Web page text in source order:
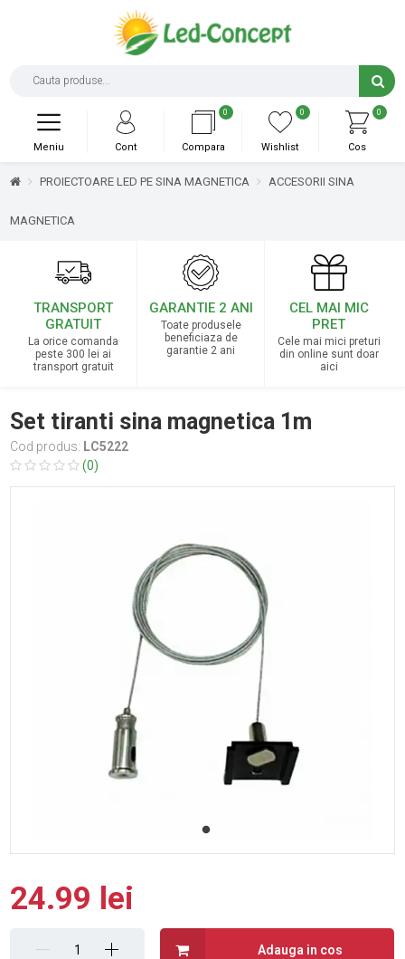
0
Cos
0
Wishlist
0
Compara
Cont
Meniu
PROIECTOARE LED PE SINA MAGNETICA ACCESORII SINA
MAGNETICA
TRANSPORT
GRATUIT
La orice comanda
peste 300 lei ai
transport gratuit
GARANTIE 2 ANI
Toate produsele
beneficiaza de
garantie 2 ani
CEL MAI MIC
PRET
Cele mai mici preturi
din online sunt doar
aici
Set tiranti sina magnetica 1m
Cod produs: LC5222
(0)
24.99 lei
Adauga in cos